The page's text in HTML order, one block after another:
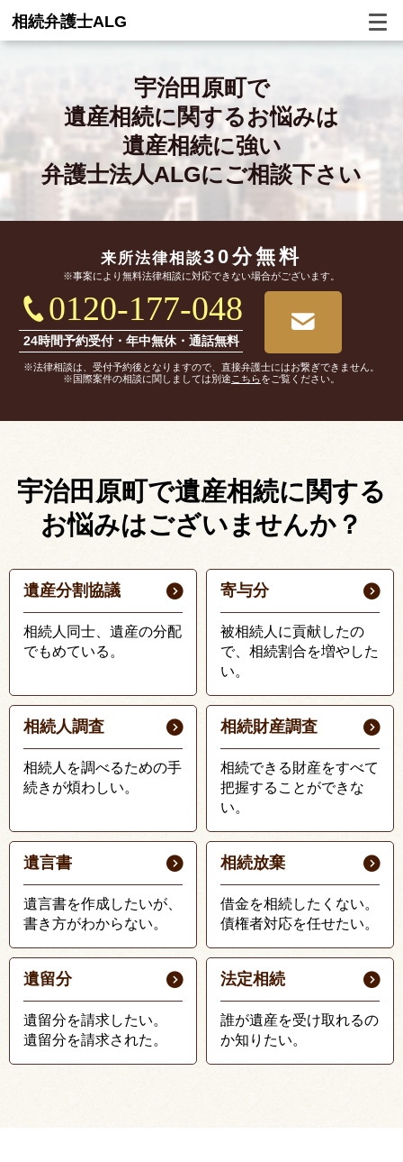
相続弁護士ALG
宇治田原町で
遺産相続に関するお悩みは
遺産相続に強い
弁護士法人ALGにご相談下さい
来所法律相談30分無料
※事案により無料法律相談に対応できない場合がございます。
0120-177-048
24時間予約受付・年中無休・通話無料
※法律相談は、受付予約後となりますので、直接弁護士にはお繋ぎできません。
※国際案件の相談に関しましては別途 こちらをご覧ください。
宇治田原町で遺産相続に関する
お悩みはございませんか？
遺産分割協議
相続人同士、遺産の分配
でもめている。
寄与分
被相続人に貢献したの
で、相続割合を増やした
い。
相続人調査
相続人を調べるための手
続きが煩わしい。
相続財産調査
相続できる財産をすべて
把握することができな
い。
遺言書
遺言書を作成したいが、
書き方がわからない。
相続放棄
借金を相続したくない。
債権者対応を任せたい。
遺留分
遺留分を請求したい。
遺留分を請求された。
法定相続
誰が遺産を受け取れるの
か知りたい。